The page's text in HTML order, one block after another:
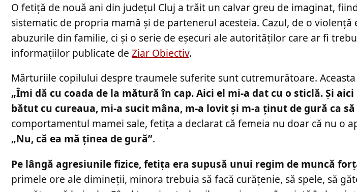
O fetiță de nouă ani din județul Cluj a trăit un calvar greu de imaginat,
sistematic de propria mamă și de partenerul acesteia. Cazul, de o
abuzurile din familie, ci și o serie de eșecuri ale autorităților care ar fi
informațiilor publicate de Ziar Obiectiv.
Mărturiile copilului despre traumele suferite sunt cutremurătoare.
„Îmi dă cu coada de la mătură în cap. Aici el mi-a dat cu o sticlă. Şi
bătut cu cureaua, mi-a sucit mâna, m-a lovit şi m-a ţinut de gură ca
comportamentul mamei sale, fetița a declarat că femeia nu doar că nu o
„Nu, că ea mă ţinea de gură”.
Pe lângă agresiunile fizice, fetița era supusă unui regim de muncă
primele ore ale dimineții, minora trebuia să facă curățenie, să spele, să